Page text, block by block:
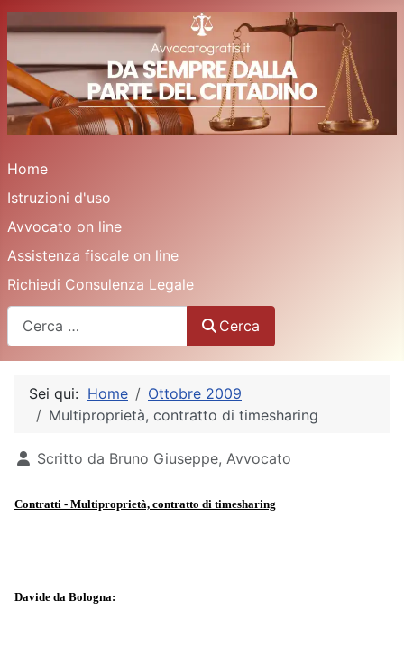
Home
Istruzioni d'uso
Avvocato on line
Assistenza fiscale on line
Richiedi Consulenza Legale
Cerca
Sei qui: Home
Ottobre 2009
Multiproprietà, contratto di timesharing
Dettagli
Scritto da Bruno Giuseppe, Avvocato
Contratti - Multiproprietà, contratto di timesharing
Davide da Bologna: